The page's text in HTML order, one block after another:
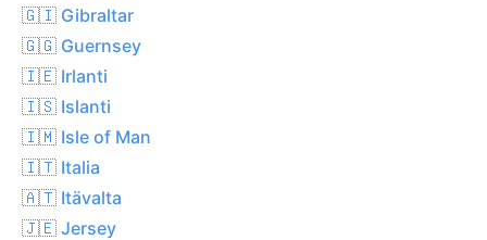
🇬🇮 Gibraltar
🇬🇬 Guernsey
🇮🇪 Irlanti
🇮🇸 Islanti
🇮🇲 Isle of Man
🇮🇹 Italia
🇦🇹 Itävalta
🇯🇪 Jersey